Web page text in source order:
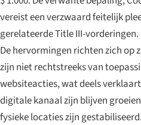
vereist een verzwaard feitelijk
gerelateerde Title III-vorderingen.
De hervormingen richten zich op
zijn niet rechtstreeks van
websiteacties, wat deels
digitale kanaal zijn blijven
fysieke locaties zijn